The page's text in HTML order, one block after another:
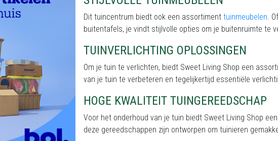
Dit tuincentrum biedt ook een assortiment tuinmeubelen .
buitentafels, je vindt stijlvolle opties om je buitenruimte te
TUINVERLICHTING OPLOSSINGEN
Om je tuin te verlichten, biedt Sweet Living Shop een
van je tuin te verbeteren en tegelijkertijd essentiële
HOGE KWALITEIT TUINGEREEDSCHAP
Voor het onderhoud van je tuin biedt Sweet Living Shop
deze gereedschappen zijn ontworpen om tuinieren